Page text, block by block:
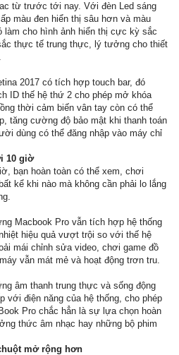
từ trước tới nay. Với đèn Led sáng
màu đen hiển thị sâu hơn và màu
làm cho hình ảnh hiển thị cực kỳ sắc
thực tế trung thực, lý tưởng cho thiết
2017 có tích hợp touch bar, đó
ID thế hệ thứ 2 cho phép mở khóa
thời cảm biến vân tay còn có thể
tăng cường độ bảo mật khi thanh toán
dùng có thể đăng nhập vào máy chỉ
10 giờ
bạn hoàn toàn có thể xem, chơi
kể khi nào mà không cần phải lo lắng
Macbook Pro vẫn tích hợp hệ thống
hiệu quả vượt trội so với thế hệ
mái chỉnh sửa video, chơi game đồ
vẫn mát mẻ và hoạt động trơn tru.
âm thanh trung thực và sống động
với điện năng của hệ thống, cho phép
Pro chắc hẳn là sự lựa chọn hoàn
thức âm nhạc hay những bộ phim
mở rộng hơn